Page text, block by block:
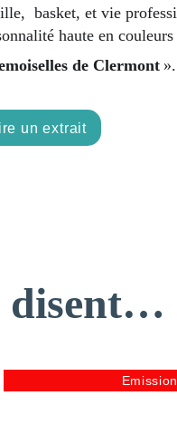
basket, et vie
haute en
de Clermont ».
un extrait
disent…